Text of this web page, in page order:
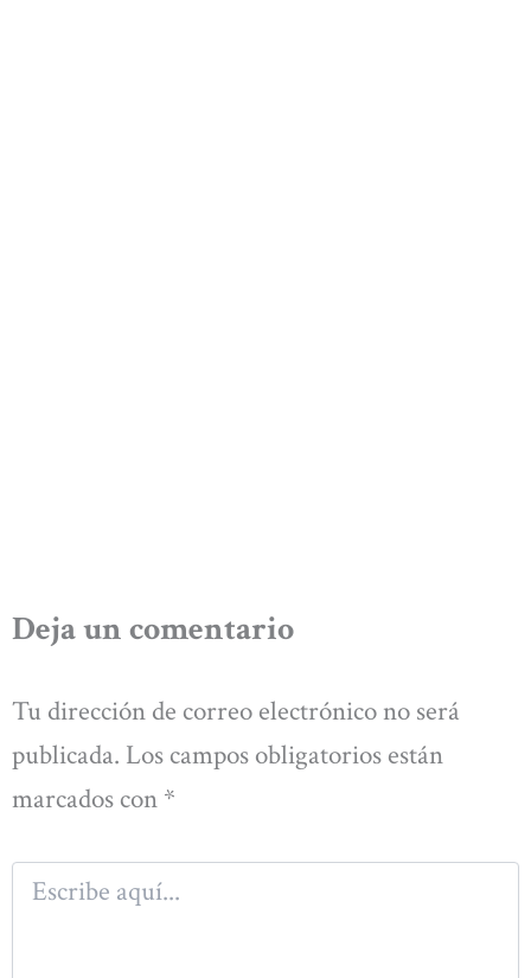
Deja un comentario
Tu dirección de correo electrónico no será
publicada. Los campos obligatorios están
marcados con *
Escribe
aquí...